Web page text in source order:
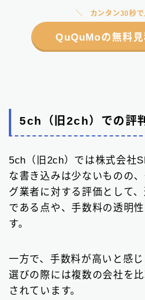
カンタン30秒
QuQuMoの無料
5ch（旧2ch）での評判
5ch（旧2ch）では株式会社
な書き込みは少ないものの
グ業者に対する評価として
である点や、手数料の透明
す。
一方で、手数料が高いと感
選びの際には複数の会社を
されています。